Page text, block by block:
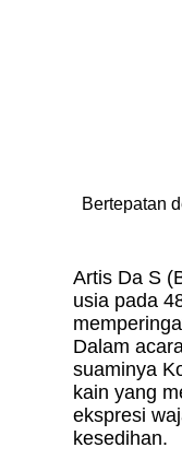
Bertepatan
Artis Da S
usia pada
Dalam
suaminya
kain yang
ekspresi
kesedihan.